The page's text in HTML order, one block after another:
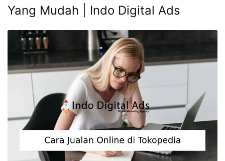
Yang Mudah | Indo Digital Ads